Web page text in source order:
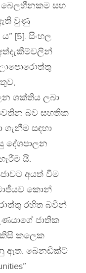
බෙලහීනකම සහ
ඇති වුණු
[5]. සිංහල
ශක්තිය ලබා
බව සහතික
සඳහා
දේශපාලන
යි.
අයත් වීම
කොන්
රහිත බවින්
ජාතික
කලෙක
ඇත. බෙනඩික්ට්